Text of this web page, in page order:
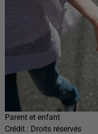
Parent et enfant
Crédit : Droits réservés